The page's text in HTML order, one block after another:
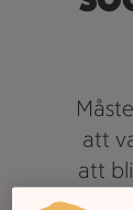
att
att